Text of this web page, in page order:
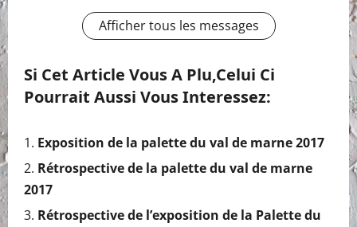
Afficher tous les messages
Si Cet Article Vous A Plu,celui Ci
Pourrait Aussi Vous Interessez:
Exposition de la palette du val de marne 2017
Rétrospective de la palette du val de marne
2017
Rétrospective de l’exposition de la Palette du